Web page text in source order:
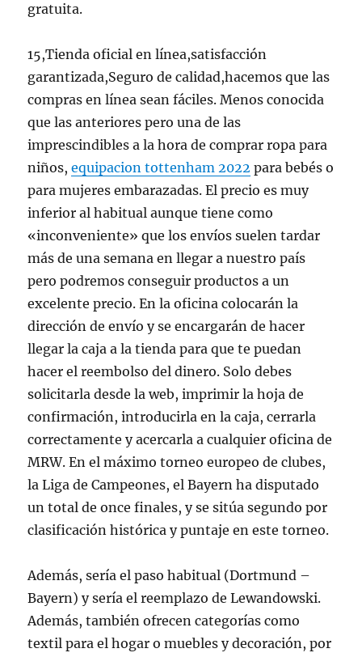
gratuita.
15,Tienda oficial en línea,satisfacción
garantizada,Seguro de calidad,hacemos que las
compras en línea sean fáciles. Menos conocida
que las anteriores pero una de las
imprescindibles a la hora de comprar ropa para
niños,equipacion tottenham 2022 para bebés o
para mujeres embarazadas. El precio es muy
inferior al habitual aunque tiene como
«inconveniente» que los envíos suelen tardar
más de una semana en llegar a nuestro país
pero podremos conseguir productos a un
excelente precio. En la oficina colocarán la
dirección de envío y se encargarán de hacer
llegar la caja a la tienda para que te puedan
hacer el reembolso del dinero. Solo debes
solicitarla desde la web, imprimir la hoja de
confirmación, introducirla en la caja, cerrarla
correctamente y acercarla a cualquier oficina de
MRW. En el máximo torneo europeo de clubes,
la Liga de Campeones, el Bayern ha disputado
un total de once finales, y se sitúa segundo por
clasificación histórica y puntaje en este torneo.
Además, sería el paso habitual (Dortmund –
Bayern) y sería el reemplazo de Lewandowski.
Además, también ofrecen categorías como
textil para el hogar o muebles y decoración, por